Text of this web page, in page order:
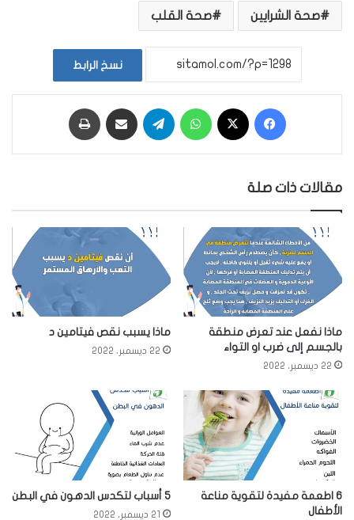
صحة الشرايين صحة القلب
نسخ الرابط
مقالات ذات صلة
ماذا نفعل عند تعرض منطقة
بالجسم إلى ضرب او التواء
22 ديسمبر، 2022
ماذا يسبب نقص فيتامين د
22 ديسمبر، 2022
6 اطعمة مفيدة لتقوية مناعة
الأطفال
5 أسباب لتكدس الدهون في البطن
21 ديسمبر، 2022